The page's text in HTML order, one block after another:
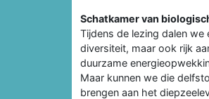
Schatkamer van
Tijdens de lezing dalen
diversiteit, maar ook rijk
duurzame
Maar kunnen we die
brengen aan het